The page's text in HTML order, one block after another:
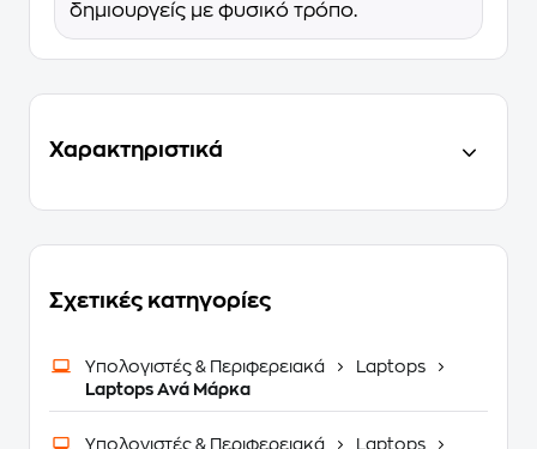
δημιουργείς με φυσικό τρόπο.
Χαρακτηριστικά
Σχετικές κατηγορίες
Υπολογιστές & Περιφερειακά
Laptops
Laptops Ανά Μάρκα
Υπολογιστές & Περιφερειακά
Laptops